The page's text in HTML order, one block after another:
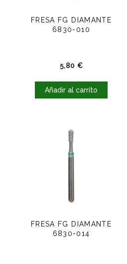
FRESA FG DIAMANTE
6830-010
5,80 €Precio
Añadir al carrito
FRESA FG DIAMANTE
6830-014